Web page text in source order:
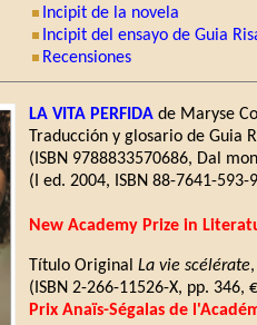
Incipit de la novela
Incipit del ensayo de Guia
Recensiones
LA VITA PERFIDA de Maryse
Traducción y glosario de Guia
(ISBN 9788833570686, Dal
(I ed. 2004, ISBN 88-7641-
New Academy Prize in
Título Original La vie scélérate
(ISBN 2-266-11526-X, pp. 346,
Prix Anaïs-Ségalas de